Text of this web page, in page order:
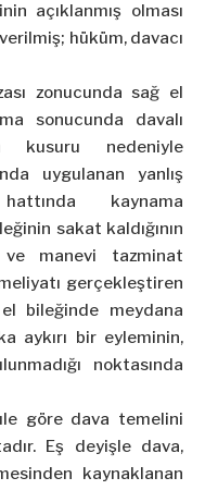
açıklanmış olması
hüküm, davacı
zonucunda sağ el
sonucunda davalı
kusuru nedeniyle
uygulanan yanlış
kaynama
sakat kaldığının
ve manevi tazminat
gerçekleştiren
el bileğinde meydana
aykırı bir eyleminin,
noktasında
göre dava temelini
Eş deyişle dava,
kaynaklanan